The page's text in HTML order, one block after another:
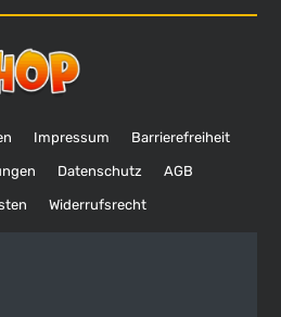
Impressum Barrierefreiheit
Datenschutz AGB
Widerrufsrecht